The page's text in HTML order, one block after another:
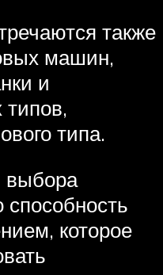
также
машин,
и
типа.
выбора
способность
которое